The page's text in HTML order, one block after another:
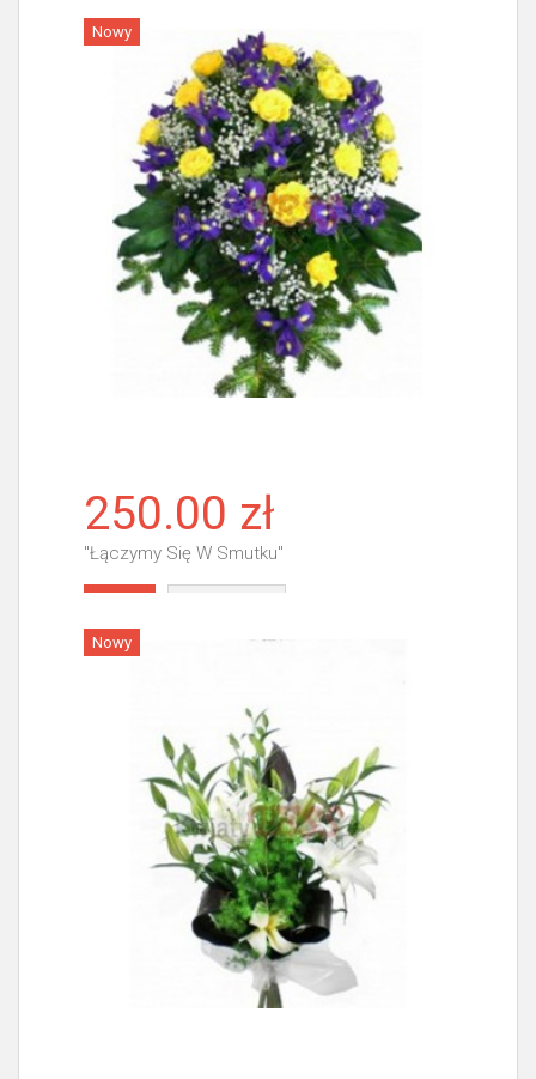
Więcej
Nowy
250.00 zł
"Łączymy Się W Smutku"
Nowy